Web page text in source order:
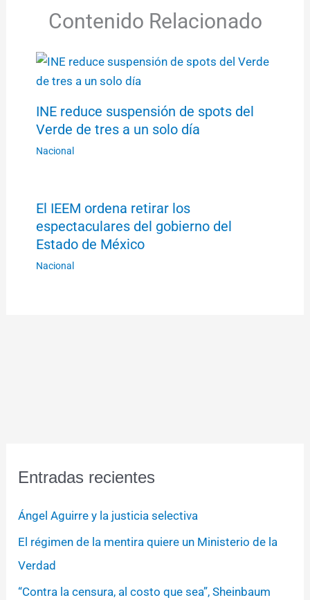
Contenido Relacionado
INE reduce suspensión de spots del
Verde de tres a un solo día
Nacional
El IEEM ordena retirar los
espectaculares del gobierno del
Estado de México
Nacional
Entradas recientes
Ángel Aguirre y la justicia selectiva
El régimen de la mentira quiere un Ministerio de la
Verdad
“Contra la censura, al costo que sea”, Sheinbaum